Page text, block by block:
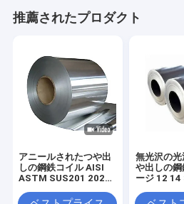
推薦されたプロダクト
アニールされたつや出
しの鋼鉄コイル AISI
ASTM SUS201 202
ストリップ
無光沢の
や出しの
ージ 12 14
316Ti のス